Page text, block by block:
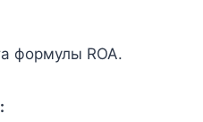
формулы ROA.